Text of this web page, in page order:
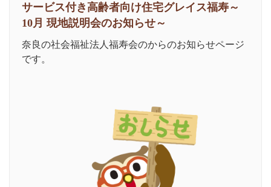
サービス付き高齢者向け住宅グレイス福寿～
10月 現地説明会のお知らせ～
奈良の社会福祉法人福寿会のからのお知らせページ
です。